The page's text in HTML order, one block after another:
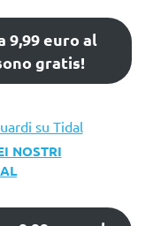
9,99 euro al
gratis!
NOSTRI